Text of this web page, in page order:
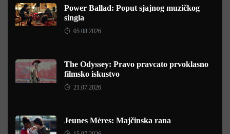
Power Ballad: Poput sjajnog muzičkog
singla
05.08.2026.
The Odyssey: Pravo pravcato prvoklasno
filmsko iskustvo
21.07.2026.
Jeunes Mères: Majčinska rana